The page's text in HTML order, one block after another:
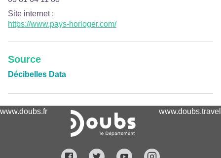
Site internet:
https://www.pays-horloger.com/
Source
Décibelles Data
www.doubs.fr www.doubs.travel